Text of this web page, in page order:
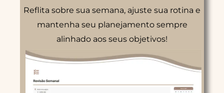
Reflita sobre sua semana, ajuste sua rotina e
mantenha seu planejamento sempre
alinhado aos seus objetivos!